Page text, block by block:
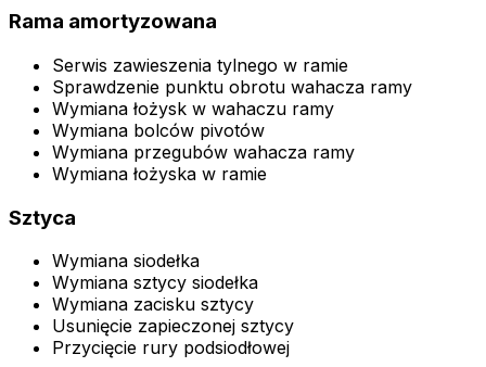
Rama amortyzowana
Serwis zawieszenia tylnego w ramie
Sprawdzenie punktu obrotu wahacza ramy
Wymiana łożysk w wahaczu ramy
Wymiana bolców pivotów
Wymiana przegubów wahacza ramy
Wymiana łożyska w ramie
Sztyca
Wymiana siodełka
Wymiana sztycy siodełka
Wymiana zacisku sztycy
Usunięcie zapieczonej sztycy
Przycięcie rury podsiodłowej